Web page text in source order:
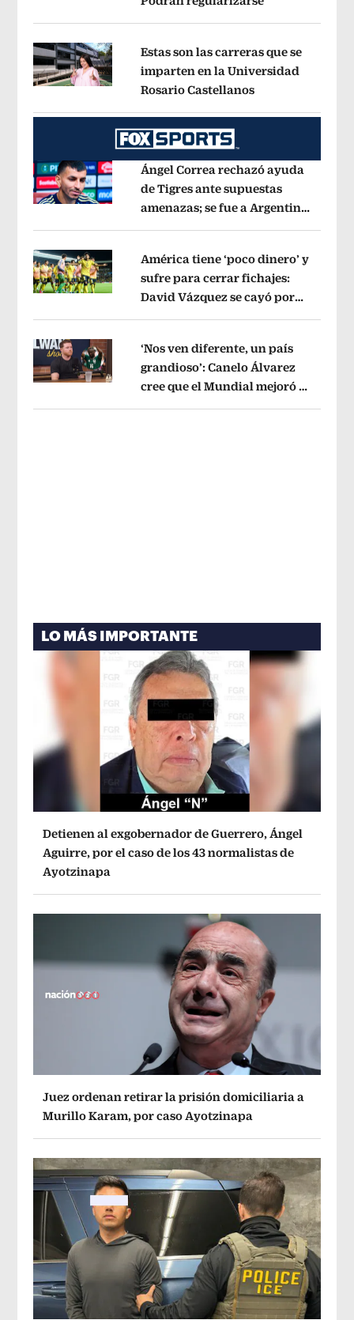
Opens in new window
Opens in new window
Estas son las carreras que se
imparten en la Universidad
Rosario CastellanosOpens in new
Opens in new window
Ángel Correa rechazó ayuda
de Tigres ante supuestas
amenazas; se fue a Argentina
Opens in new window
América tiene ‘poco dinero’ y
sufre para cerrar fichajes:
David Vázquez se cayó por
Opens in new window
‘Nos ven diferente, un país
grandioso’: Canelo Álvarez
cree que el Mundial mejoró la
LO MÁS IMPORTANTE
Detienen al exgobernador de Guerrero, Ángel
Aguirre, por el caso de los 43 normalistas de
Ayotzinapa
Juez ordenan retirar la prisión domiciliaria a
Murillo Karam, por caso Ayotzinapa